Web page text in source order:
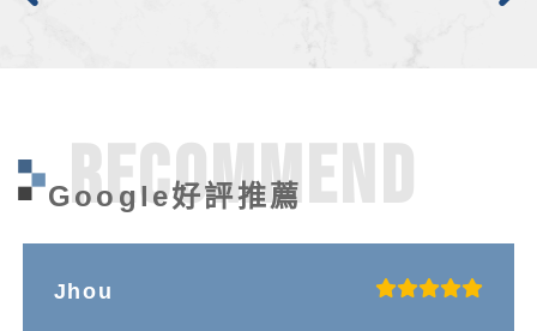
Google好評推薦
Recommend
Jhou